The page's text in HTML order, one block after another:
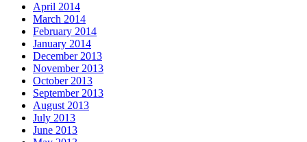
April 2014
March 2014
February 2014
January 2014
December 2013
November 2013
October 2013
September 2013
August 2013
July 2013
June 2013